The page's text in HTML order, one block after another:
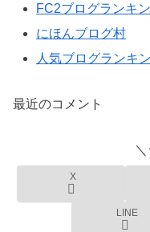
FC2ブログランキ
にほんブログ村
人気ブログランキ
最近のコメント
X
LINE